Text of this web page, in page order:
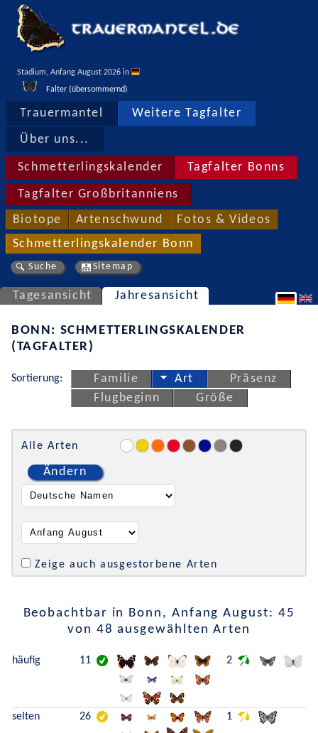
Stadium, Anfang August 2026 in
Falter (übersommernd)
Trauermantel Weitere Tagfalter
Über uns...
Schmetterlingskalender Tagfalter Bonns
Tagfalter Großbritanniens
Biotope Artenschwund Fotos & Videos
Schmetterlingskalender Bonn
Suche Sitemap
Tagesansicht Jahresansicht
BONN: SCHMETTERLINGSKALENDER
(TAGFALTER)
Sortierung: Familie Art
Präsenz
Flugbeginn
Größe
Alle Arten
Ändern
Zeige auch ausgestorbene Arten
Beobachtbar in Bonn, Anfang August: 45
von 48 ausgewählten Arten
häufig 11 2
selten 26 1